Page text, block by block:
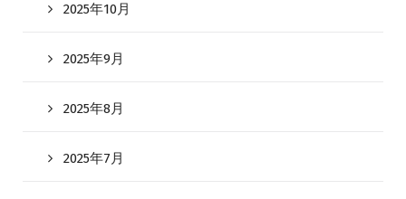
2025年10月
2025年9月
2025年8月
2025年7月